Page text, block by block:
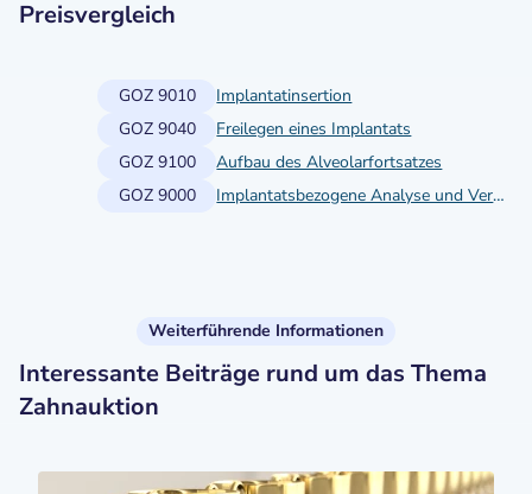
Preisvergleich
GOZ 9010
Implantatinsertion
GOZ 9040
Freilegen eines Implantats
GOZ 9100
Aufbau des Alveolarfortsatzes
GOZ 9000
Implantatsbezogene Analyse und Vermessung
Weiterführende Informationen
Interessante Beiträge rund um das Thema
Zahnauktion